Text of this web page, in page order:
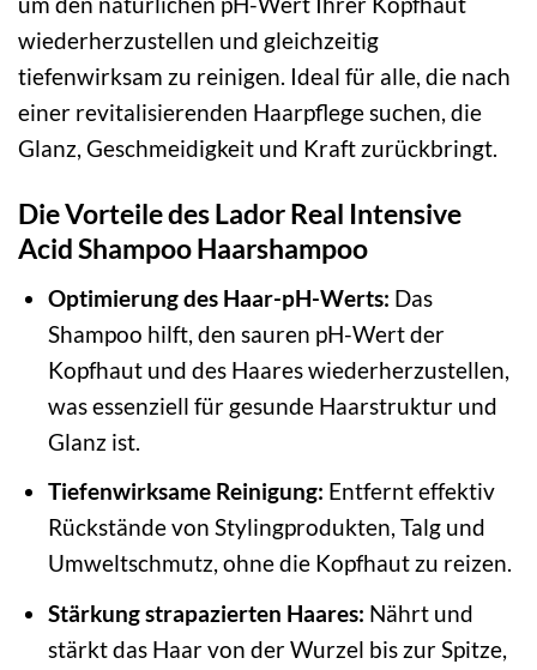
wiederherzustellen und gleichzeitig
tiefenwirksam zu reinigen. Ideal für alle, die nach
einer revitalisierenden Haarpflege suchen, die
Glanz, Geschmeidigkeit und Kraft zurückbringt.
Die Vorteile des Lador Real Intensive
Acid Shampoo Haarshampoo
Optimierung des Haar-pH-Werts: Das
Shampoo hilft, den sauren pH-Wert der
Kopfhaut und des Haares wiederherzustellen,
was essenziell für gesunde Haarstruktur und
Glanz ist.
Tiefenwirksame Reinigung: Entfernt effektiv
Rückstände von Stylingprodukten, Talg und
Umweltschmutz, ohne die Kopfhaut zu reizen.
Stärkung strapazierten Haares: Nährt und
stärkt das Haar von der Wurzel bis zur Spitze,